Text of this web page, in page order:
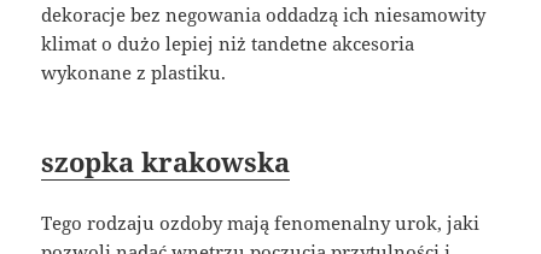
dekoracje bez negowania oddadzą ich niesamowity
klimat o dużo lepiej niż tandetne akcesoria
wykonane z plastiku.
szopka krakowska
Tego rodzaju ozdoby mają fenomenalny urok, jaki